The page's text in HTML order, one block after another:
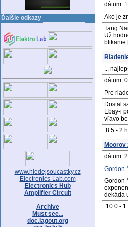
Ďalšie odkazy
www.hledejsoucastky.cz
Electronics-Lab.com
Electronics Hub
Amplifier Circuit
Archive
Must see...
doc.lagout.org
dátum:
Ako je
Tang
Už
blikanie
...
dátum:
Pre
Dostal
Ebay-i
vľavo
8.5 - 2
Moorov
dátum:
Gordon
Gordon
dekáda
10.0 -